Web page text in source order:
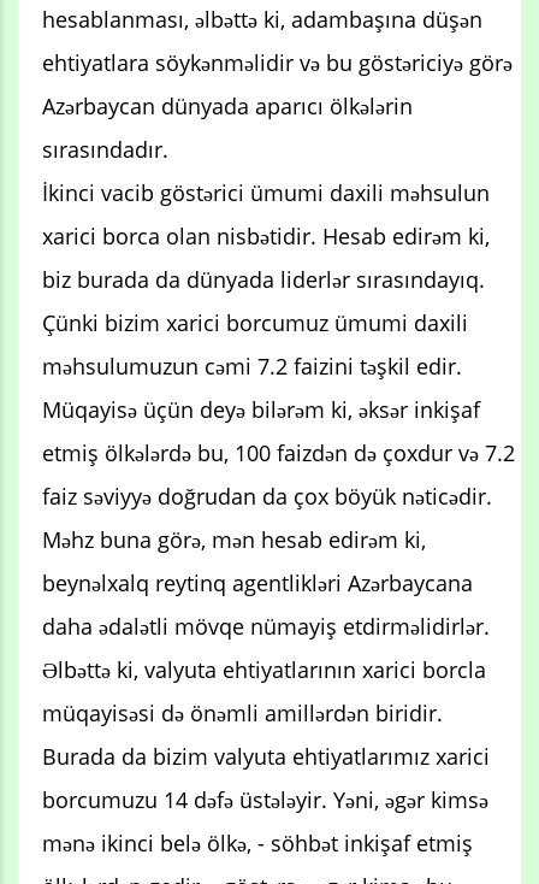
hesablanması, əlbəttə ki, adambaşına düşən
ehtiyatlara söykənməlidir və bu göstəriciyə görə
Azərbaycan dünyada aparıcı ölkələrin
sırasındadır.
İkinci vacib göstərici ümumi daxili məhsulun
xarici borca olan nisbətidir. Hesab edirəm ki,
biz burada da dünyada liderlər sırasındayıq.
Çünki bizim xarici borcumuz ümumi daxili
məhsulumuzun cəmi 7.2 faizini təşkil edir.
Müqayisə üçün deyə bilərəm ki, əksər inkişaf
etmiş ölkələrdə bu, 100 faizdən də çoxdur və 7.2
faiz səviyyə doğrudan da çox böyük nəticədir.
Məhz buna görə, mən hesab edirəm ki,
beynəlxalq reytinq agentlikləri Azərbaycana
daha ədalətli mövqe nümayiş etdirməlidirlər.
Əlbəttə ki, valyuta ehtiyatlarının xarici borcla
müqayisəsi də önəmli amillərdən biridir.
Burada da bizim valyuta ehtiyatlarımız xarici
borcumuzu 14 dəfə üstələyir. Yəni, əgər kimsə
mənə ikinci belə ölkə, - söhbət inkişaf etmiş